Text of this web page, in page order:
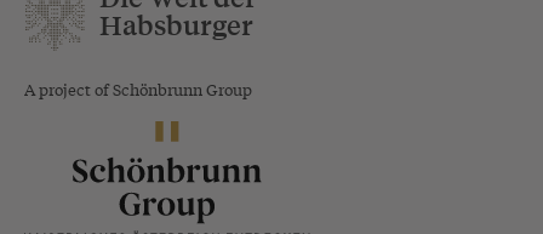
Habsburger
A project of Schönbrunn Group